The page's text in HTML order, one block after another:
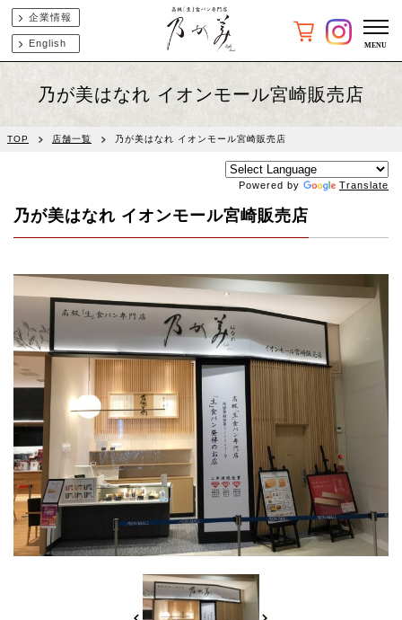
企業情報
English
乃が美はなれ イオンモール宮崎販売店
TOP 店舗一覧 乃が美はなれ イオンモール宮崎販売店
Powered by Translate
乃が美はなれ イオンモール宮崎販売店